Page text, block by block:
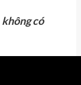
không có